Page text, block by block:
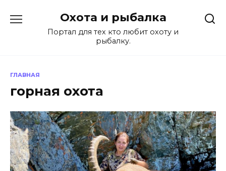
содержанию
Охота и рыбалка
Портал для тех кто любит охоту и
рыбалку.
ГЛАВНАЯ
горная охота